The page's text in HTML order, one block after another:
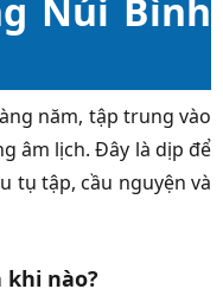
Núi Bình
năm, tập trung vào
âm lịch. Đây là dịp để
tụ tập, cầu nguyện và
khi nào?